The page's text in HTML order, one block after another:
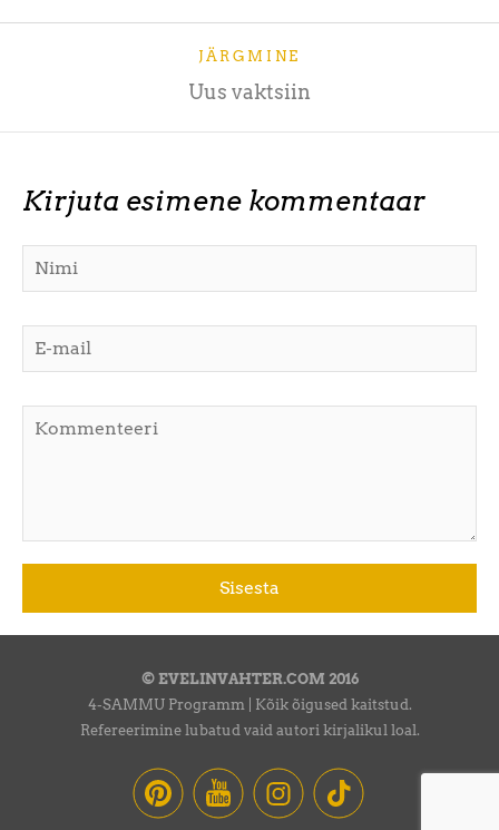
JÄRGMINE
Uus vaktsiin
Kirjuta esimene kommentaar
© EVELINVAHTER.COM 2016
4-SAMMU Programm | Kõik õigused kaitstud.
Refereerimine lubatud vaid autori kirjalikul loal.